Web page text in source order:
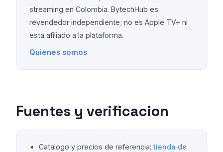
streaming en Colombia. BytechHub es
revendedor independiente; no es Apple TV+ ni
esta afiliado a la plataforma.
Quienes somos
Fuentes y verificacion
Catalogo y precios de referencia:tienda de